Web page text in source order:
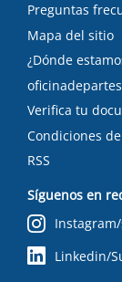
Preguntas
Mapa del sitio
¿Dónde
Verifica tu
Condiciones
RSS
Síguenos en
Linkedin/